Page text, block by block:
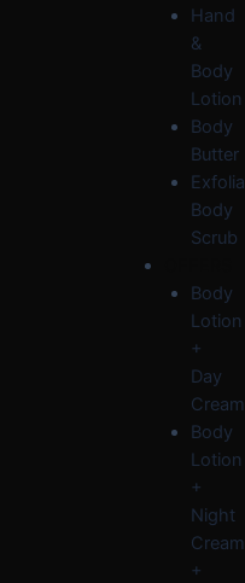
Hand
&
Body
Lotion
Body
Butter
Body
Scrub
Body
Lotion
+
Day
Cream
Body
Lotion
+
Night
Cream
+